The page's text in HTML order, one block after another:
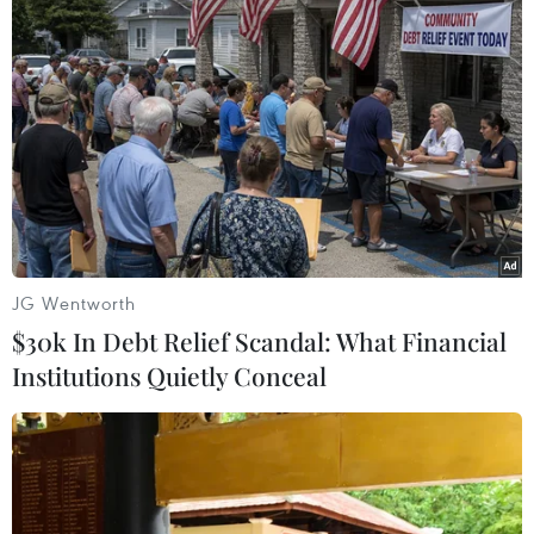
nước. Hệ thống nhà in đảm bảo chất lượng có
mặt khắp ba miền để thuận lợi cho công tác
phát hành, đảm bảo cung ứng sách đầy đủ cho
các địa phương.
Giáo sư Nguyễn Minh Thuyết, Tổng chủ biên bộ sách Cánh
Diều, tập huấn sách giáo khoa mới cho giáo viên Phú Thọ. (Ảnh:
JG Wentworth
$30k In Debt Relief Scandal: What Financial
Institutions Quietly Conceal